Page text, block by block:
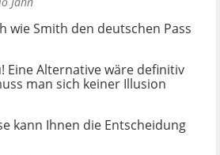
wie Smith den deutschen Pass
Eine Alternative wäre definitiv
man sich keiner Illusion
kann Ihnen die Entscheidung